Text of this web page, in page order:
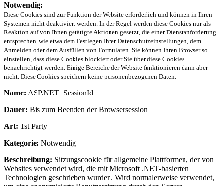
Notwendig:
Diese Cookies sind zur Funktion der Website erforderlich und können in Ihren
Systemen nicht deaktiviert werden. In der Regel werden diese Cookies nur als
Reaktion auf von Ihnen getätigte Aktionen gesetzt, die einer Dienstanforderung
entsprechen, wie etwa dem Festlegen Ihrer Datenschutzeinstellungen, dem
Anmelden oder dem Ausfüllen von Formularen. Sie können Ihren Browser so
einstellen, dass diese Cookies blockiert oder Sie über diese Cookies
benachrichtigt werden. Einige Bereiche der Website funktionieren dann aber
nicht. Diese Cookies speichern keine personenbezogenen Daten.
Name: ASP.NET_SessionId
Dauer: Bis zum Beenden der Browsersession
Art: 1st Party
Kategorie: Notwendig
Beschreibung: Sitzungscookie für allgemeine Plattformen, der von
Websites verwendet wird, die mit Microsoft .NET-basierten
Technologien geschrieben wurden. Wird normalerweise verwendet,